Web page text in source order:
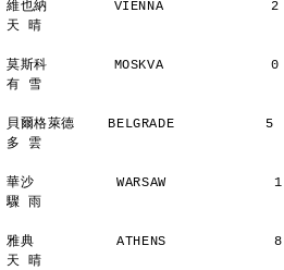
維也納        VIENNA
天 晴
莫斯科        MOSKVA
有 雪
貝爾格萊德    BELGRADE
多 雲
華沙          WARSAW             1
驟 雨
雅典          ATHENS
天 晴